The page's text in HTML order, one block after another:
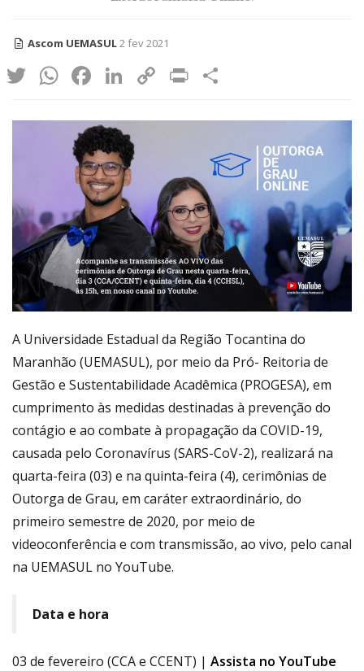
Ascom UEMASUL 2 fev 2021
Twitter
WhatsApp
Facebook
LinkedIn
CopyPrint
A Universidade Estadual da Região Tocantina do
Maranhão (UEMASUL), por meio da Pró- Reitoria de
Gestão e Sustentabilidade Acadêmica (PROGESA), em
cumprimento às medidas destinadas à prevenção do
contágio e ao combate à propagação da COVID-19,
causada pelo Coronavírus (SARS-CoV-2), realizará na
quarta-feira (03) e na quinta-feira (4), cerimônias de
Outorga de Grau, em caráter extraordinário, do
primeiro semestre de 2020, por meio de
videoconferência e com transmissão, ao vivo, pelo canal
na UEMASUL no YouTube.
Data e hora
03 de fevereiro (CCA e CCENT) | Assista no YouTube